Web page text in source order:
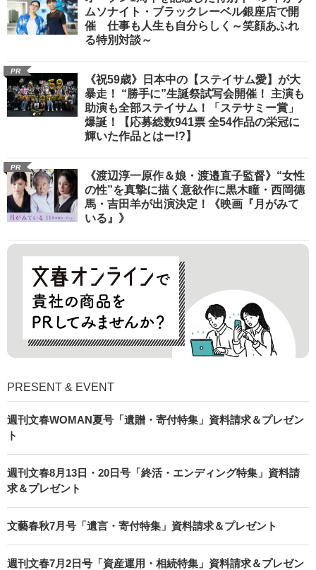
ムソナイト・ブラックレーベル銀座店で開
催 仕事も人生も自分らしく～笑顔あふれ
る特別対談～
PR
《祝59歳》日本中の【ステイサム愛】が大
暴走！ “勝手に”生誕祭試写会開催！ 主演も
助演も全部ステイサム！「ステサミー賞」
爆誕！【応募総数941票 全54作品の栄冠に
輝いた作品とはー!?】
PR
《渡辺淳一原作＆娘・渡邉直子監督》“女性
の性”を真摯に描く意欲作に黒木瞳・西岡德
馬・吉田羊が出演決定！《映画『月がみて
いる』》
PRESENT & EVENT
週刊文春WOMAN夏号「遺贈・寄付特集」資料請求＆プレゼン
ト
週刊文春8月13日・20日号「終活・エンディング特集」資料請
求＆プレゼント
文藝春秋7月号「遺言・寄付特集」資料請求＆プレゼント
週刊文春7月2日号「資産運用・相続特集」資料請求＆プレゼン